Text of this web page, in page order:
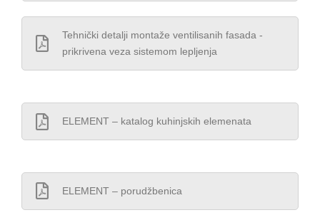
Tehnički detalji montaže ventilisanih fasada -
prikrivena veza sistemom lepljenja
ELEMENT – katalog kuhinjskih elemenata
ELEMENT – porudžbenica